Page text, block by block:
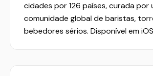
cidades por 126 países, curada por
comunidade global de baristas,
bebedores sérios. Disponível em